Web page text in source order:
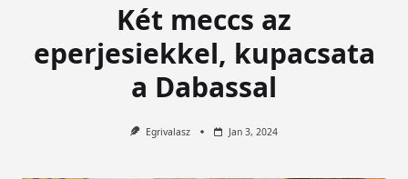
Két meccs az
eperjesiekkel, kupacsata
a Dabassal
Egrivalasz Jan 3, 2024